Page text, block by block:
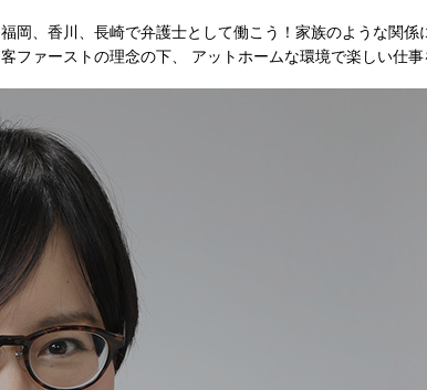
福岡、香川、長崎で弁護士として働こう！家族のような関係
客ファーストの理念の下、 アットホームな環境で楽しい仕事